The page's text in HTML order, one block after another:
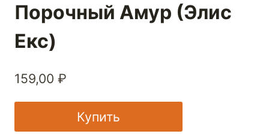
Порочный Амур (Элис
Екс)
159,00 ₽
Купить